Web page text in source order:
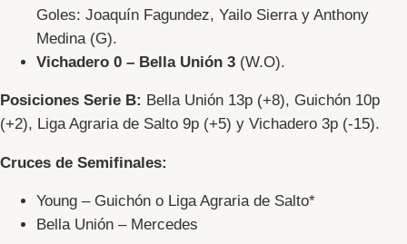
Goles: Joaquín Fagundez, Yailo Sierra y Anthony
Medina (G).
Vichadero 0 – Bella Unión 3 (W.O).
Posiciones Serie B: Bella Unión 13p (+8), Guichón 10p
(+2), Liga Agraria de Salto 9p (+5) y Vichadero 3p (-15).
Cruces de Semifinales:
Young – Guichón o Liga Agraria de Salto*
Bella Unión – Mercedes